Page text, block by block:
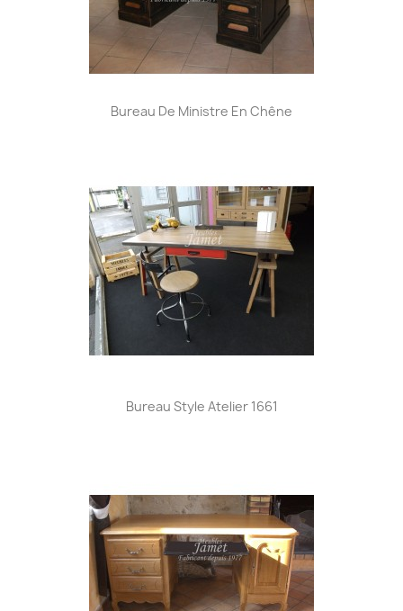
Bureau De Ministre En Chêne
Bureau Style Atelier 1661